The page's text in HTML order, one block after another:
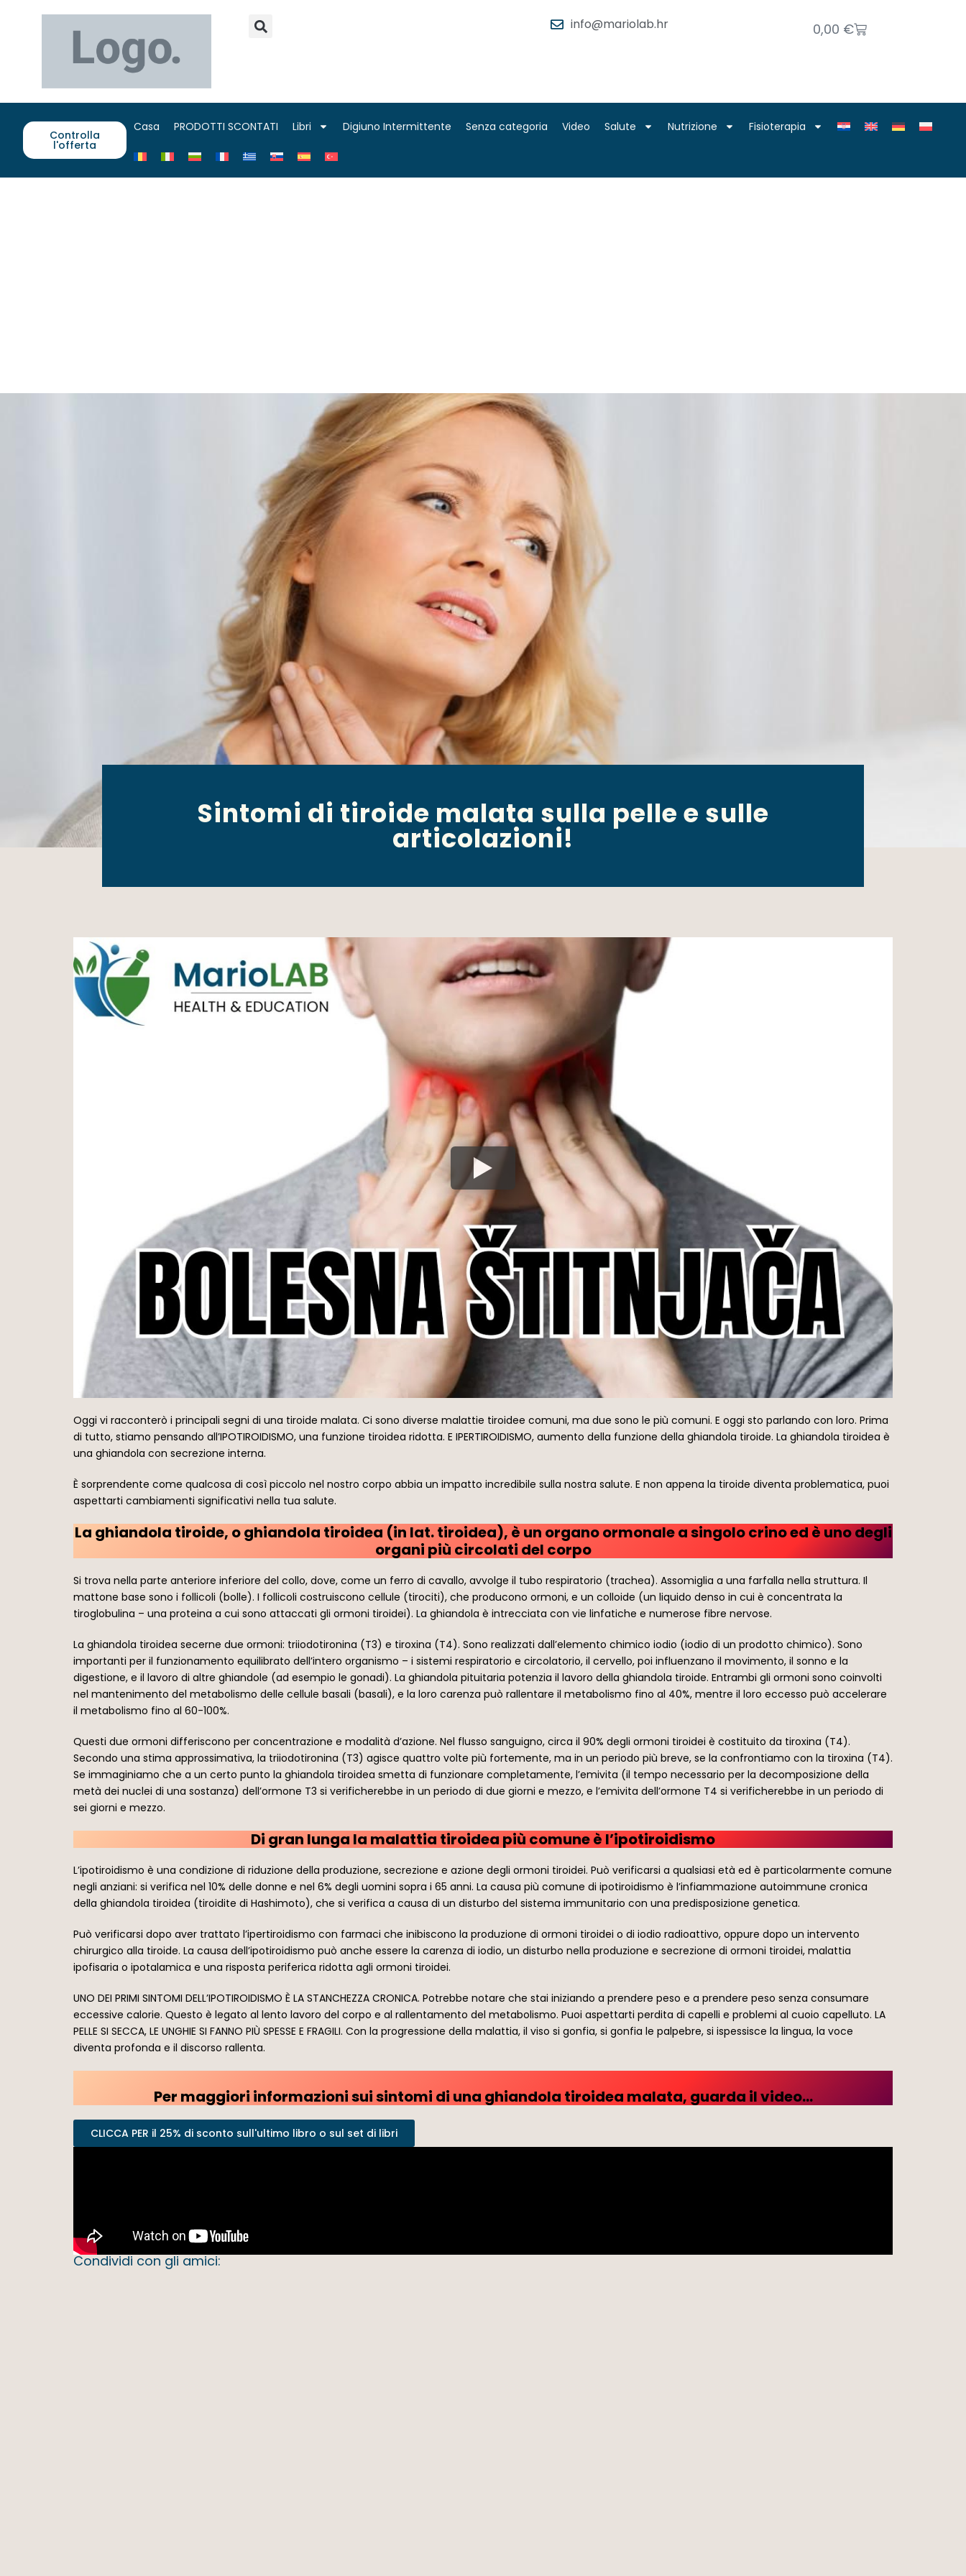
info@mariolab.hr 0,00 €
Controlla
l'offerta
Casa PRODOTTI SCONTATI Libri Digiuno Intermittente Senza categoria Video Salute Nutrizione Fisioterapia
Sintomi di tiroide malata sulla pelle e sulle
articolazioni!
Oggi vi racconterò i principali segni di una tiroide malata. Ci sono diverse malattie tiroidee comuni, ma due sono le più comuni. E oggi sto parlando con loro. Prima
di tutto, stiamo pensando all’IPOTIROIDISMO, una funzione tiroidea ridotta. E IPERTIROIDISMO, aumento della funzione della ghiandola tiroide. La ghiandola tiroidea è
una ghiandola con secrezione interna.
È sorprendente come qualcosa di così piccolo nel nostro corpo abbia un impatto incredibile sulla nostra salute. E non appena la tiroide diventa problematica, puoi
aspettarti cambiamenti significativi nella tua salute.
La ghiandola tiroide, o ghiandola tiroidea (in lat. tiroidea), è un organo ormonale a singolo crino ed è uno degli
organi più circolati del corpo
Si trova nella parte anteriore inferiore del collo, dove, come un ferro di cavallo, avvolge il tubo respiratorio (trachea). Assomiglia a una farfalla nella struttura. Il
mattone base sono i follicoli (bolle). I follicoli costruiscono cellule (tirociti), che producono ormoni, e un colloide (un liquido denso in cui è concentrata la
tiroglobulina – una proteina a cui sono attaccati gli ormoni tiroidei). La ghiandola è intrecciata con vie linfatiche e numerose fibre nervose.
La ghiandola tiroidea secerne due ormoni: triiodotironina (T3) e tiroxina (T4). Sono realizzati dall’elemento chimico iodio (iodio di un prodotto chimico). Sono
importanti per il funzionamento equilibrato dell’intero organismo – i sistemi respiratorio e circolatorio, il cervello, poi influenzano il movimento, il sonno e la
digestione, e il lavoro di altre ghiandole (ad esempio le gonadi). La ghiandola pituitaria potenzia il lavoro della ghiandola tiroide. Entrambi gli ormoni sono coinvolti
nel mantenimento del metabolismo delle cellule basali (basali), e la loro carenza può rallentare il metabolismo fino al 40%, mentre il loro eccesso può accelerare
il metabolismo fino al 60-100%.
Questi due ormoni differiscono per concentrazione e modalità d’azione. Nel flusso sanguigno, circa il 90% degli ormoni tiroidei è costituito da tiroxina (T4).
Secondo una stima approssimativa, la triiodotironina (T3) agisce quattro volte più fortemente, ma in un periodo più breve, se la confrontiamo con la tiroxina (T4).
Se immaginiamo che a un certo punto la ghiandola tiroidea smetta di funzionare completamente, l’emivita (il tempo necessario per la decomposizione della
metà dei nuclei di una sostanza) dell’ormone T3 si verificherebbe in un periodo di due giorni e mezzo, e l’emivita dell’ormone T4 si verificherebbe in un periodo di
sei giorni e mezzo.
Di gran lunga la malattia tiroidea più comune è l’ipotiroidismo
L’ipotiroidismo è una condizione di riduzione della produzione, secrezione e azione degli ormoni tiroidei. Può verificarsi a qualsiasi età ed è particolarmente comune
negli anziani: si verifica nel 10% delle donne e nel 6% degli uomini sopra i 65 anni. La causa più comune di ipotiroidismo è l’infiammazione autoimmune cronica
della ghiandola tiroidea (tiroidite di Hashimoto), che si verifica a causa di un disturbo del sistema immunitario con una predisposizione genetica.
Può verificarsi dopo aver trattato l’ipertiroidismo con farmaci che inibiscono la produzione di ormoni tiroidei o di iodio radioattivo, oppure dopo un intervento
chirurgico alla tiroide. La causa dell’ipotiroidismo può anche essere la carenza di iodio, un disturbo nella produzione e secrezione di ormoni tiroidei, malattia
ipofisaria o ipotalamica e una risposta periferica ridotta agli ormoni tiroidei.
UNO DEI PRIMI SINTOMI DELL’IPOTIROIDISMO È LA STANCHEZZA CRONICA. Potrebbe notare che stai iniziando a prendere peso e a prendere peso senza consumare
eccessive calorie. Questo è legato al lento lavoro del corpo e al rallentamento del metabolismo. Puoi aspettarti perdita di capelli e problemi al cuoio capelluto. LA
PELLE SI SECCA, LE UNGHIE SI FANNO PIÙ SPESSE E FRAGILI. Con la progressione della malattia, il viso si gonfia, si gonfia le palpebre, si ispessisce la lingua, la voce
diventa profonda e il discorso rallenta.
Per maggiori informazioni sui sintomi di una ghiandola tiroidea malata, guarda il video…
CLICCA PER il 25% di sconto sull'ultimo libro o sul set di libri
Condividi con gli amici: